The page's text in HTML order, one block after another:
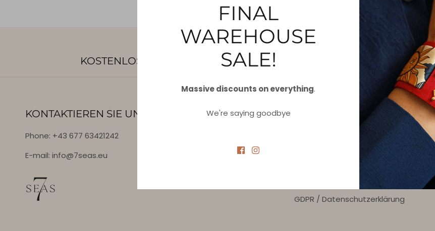
KOSTENLOSER VERSAND AB 200 EUR
KONTAKTIEREN SIE UNS
Phone: +43 677 63421242
E-mail: info@7seas.eu
Lernen Sie den 7SEAS-Stylisten kennen
Rücksendungen und Rückerstattungen
Allgemeine Geschäftsbedingungen
GDPR / Datenschutzerklärung
FINAL
WAREHOUSE
SALE!
Massive discounts on everything.
We're saying goodbye